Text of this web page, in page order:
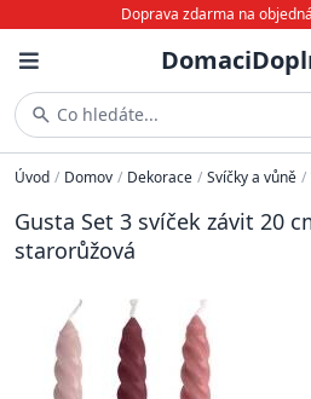
Doprava zdarma na
Co hledáte...
Úvod / Domov / Dekorace / Svíčky a vůně /
Gusta Set 3 svíček závit 20
starorůžová